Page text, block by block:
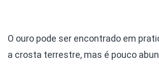
O ouro pode ser encontrado em
a crosta terrestre, mas é pouco